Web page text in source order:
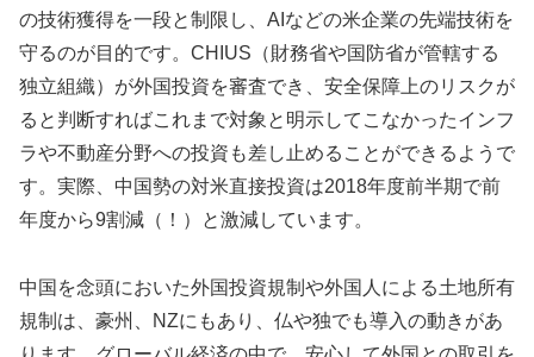
の技術獲得を一段と制限し、AIなどの米企業の先端技術を
守るのが目的です。CHIUS（財務省や国防省が管轄する
独立組織）が外国投資を審査でき、安全保障上のリスクが
ると判断すればこれまで対象と明示してこなかったインフ
ラや不動産分野への投資も差し止めることができるようで
す。実際、中国勢の対米直接投資は2018年度前半期で前
年度から9割減（！）と激減しています。
中国を念頭においた外国投資規制や外国人による土地所有
規制は、豪州、NZにもあり、仏や独でも導入の動きがあ